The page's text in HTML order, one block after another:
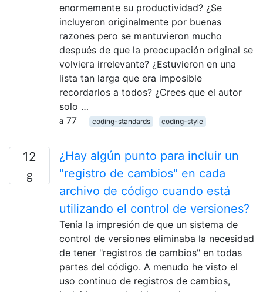
enormemente su productividad? ¿Se
incluyeron originalmente por buenas
razones pero se mantuvieron mucho
después de que la preocupación original se
volviera irrelevante? ¿Estuvieron en una
lista tan larga que era imposible
recordarlos a todos? ¿Crees que el autor
solo …
77
coding-standards coding-style
12
¿Hay algún punto para incluir un
"registro de cambios" en cada
archivo de código cuando está
utilizando el control de versiones?
Tenía la impresión de que un sistema de
control de versiones eliminaba la necesidad
de tener "registros de cambios" en todas
partes del código. A menudo he visto el
uso continuo de registros de cambios,